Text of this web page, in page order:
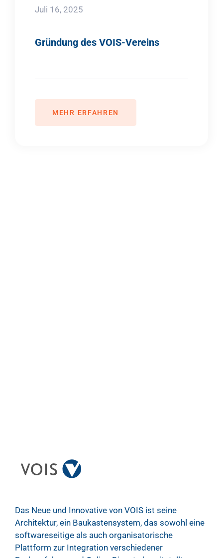
Juli 16, 2025
Gründung des VOIS-Vereins
MEHR ERFAHREN
Das Neue und Innovative von VOIS ist seine
Architektur, ein Baukastensystem, das sowohl eine
softwareseitige als auch organisatorische
Plattform zur Integration verschiedener